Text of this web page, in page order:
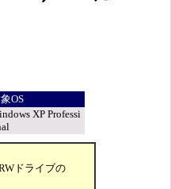
OS
XP Professi
ドライブの